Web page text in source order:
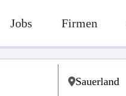
Jobs Firmen